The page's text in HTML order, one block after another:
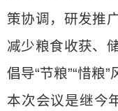
策协调，研发推
减少粮食收获、
倡导“节粮”“惜粮
本次会议是继今